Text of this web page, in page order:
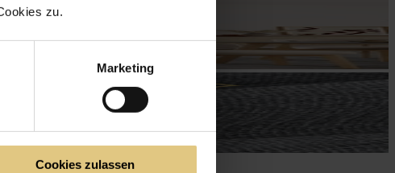
zu.
Marketing
Cookies zulassen